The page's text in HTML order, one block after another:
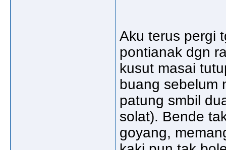
Aku terus pergi
pontianak dgn
kusut masai
buang sebelum
patung smbil
solat). Bende
goyang,